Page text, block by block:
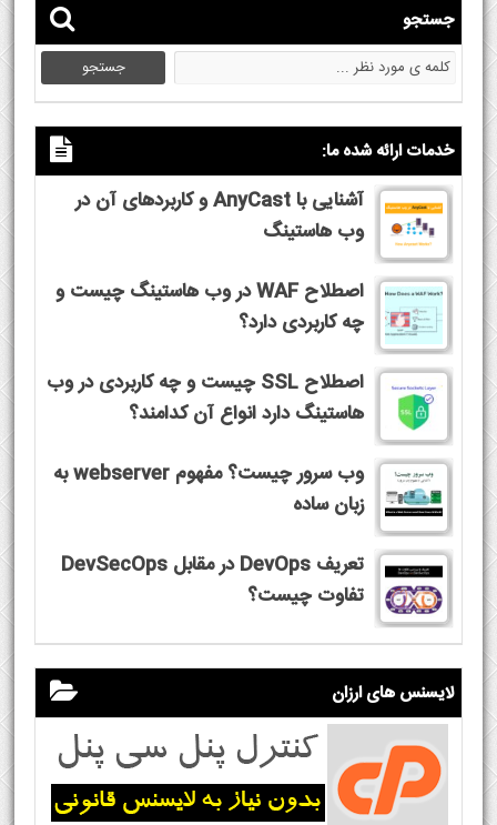
جستجو
خدمات ارائه شده ما:
آشنایی با AnyCast و کاربردهای آن در
وب هاستینگ
اصطلاح WAF در وب هاستینگ چیست و
چه کاربردی دارد؟
اصطلاح SSL چیست و چه کاربردی در وب
هاستینگ دارد انواع آن کدامند؟
وب سرور چیست؟ مفهوم webserver به
زبان ساده
تعریف DevOps در مقابل DevSecOps
تفاوت چیست؟
لایسنس های ارزان